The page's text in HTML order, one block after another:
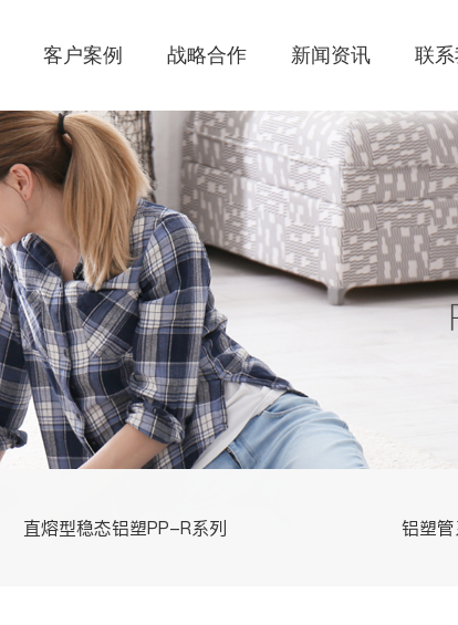
客户案例 战略合作 新闻资讯 联系
直熔型稳态铝塑PP-R系列 铝塑